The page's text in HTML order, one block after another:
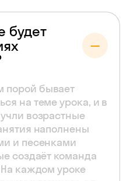
будет
бывает
на теме урока, и в
возрастные
наполнены
и песенками
создаёт команда
каждом уроке